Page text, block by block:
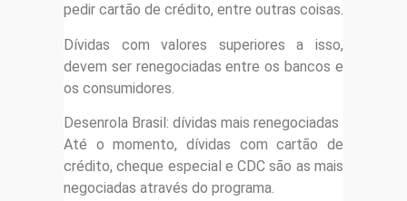
pedir cartão de crédito, entre outras coisas.
Dívidas com valores superiores a isso,
devem ser renegociadas entre os bancos e
os consumidores.
Desenrola Brasil: dívidas mais renegociadas
Até o momento, dívidas com cartão de
crédito, cheque especial e CDC são as mais
negociadas através do programa.